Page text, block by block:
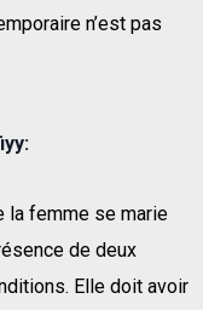
n’est pas
la femme se marie
de deux
Elle doit avoir